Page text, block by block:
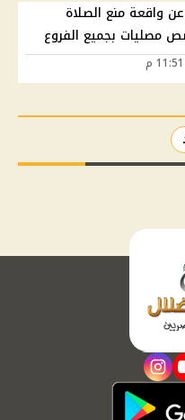
واقعة منع الصلاة
مصليات بجميع الفروع
instagram